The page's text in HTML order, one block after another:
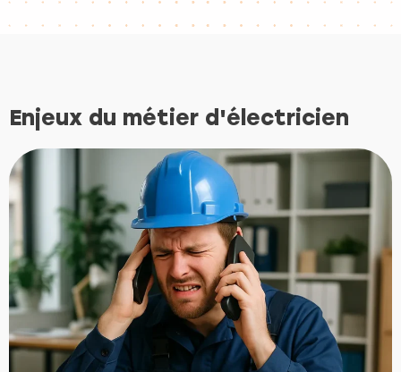
Enjeux du métier d'électricien